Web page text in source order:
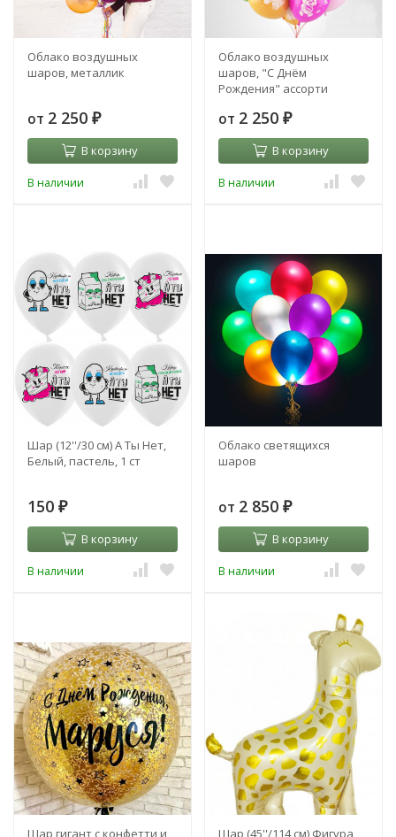
Облако воздушных
шаров, металлик
от 2 250 ₽
В корзину
В наличии
Облако воздушных
шаров, "С Днём
Рождения" ассорти
от 2 250 ₽
В корзину
В наличии
Шар (12''/30 см) А Ты Нет,
Белый, пастель, 1 ст
150 ₽
В корзину
В наличии
Облако светящихся
шаров
от 2 850 ₽
В корзину
В наличии
Шар гигант с конфетти и
Шар (45''/114 см) Фигура,